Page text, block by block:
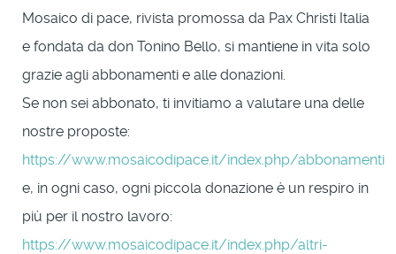
Mosaico di pace, rivista promossa da Pax Christi Italia
e fondata da don Tonino Bello, si mantiene in vita solo
grazie agli abbonamenti e alle donazioni.
Se non sei abbonato, ti invitiamo a valutare una delle
nostre proposte:
https://www.mosaicodipace.it/index.php/abbonamenti
e, in ogni caso, ogni piccola donazione è un respiro in
più per il nostro lavoro:
https://www.mosaicodipace.it/index.php/altri-